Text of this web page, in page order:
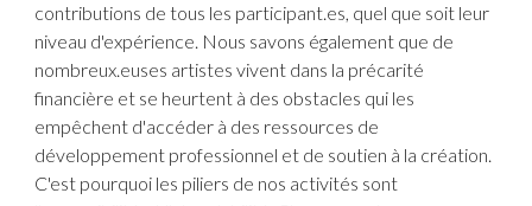
contributions de tous les participant.es, quel que soit leur
niveau d'expérience. Nous savons également que de
nombreux.euses artistes vivent dans la précarité
financière et se heurtent à des obstacles qui les
empêchent d'accéder à des ressources de
développement professionnel et de soutien à la création.
C'est pourquoi les piliers de nos activités sont